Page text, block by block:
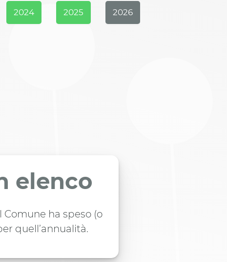
2024 2025 2026
elenco
ha speso (o
quell’annualità.